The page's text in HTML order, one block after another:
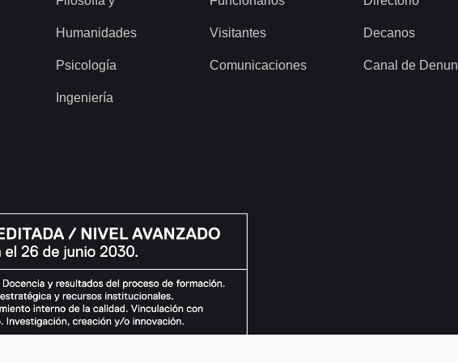
Humanidades
Psicología
Ingeniería
Visitantes
Comunicaciones
Decanos
Canal de